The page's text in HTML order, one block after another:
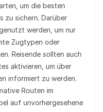
um die besten
zu sichern. Darüber
werden, um nur
Zugtypen oder
Reisende sollten auch
aktivieren, um über
informiert zu werden.
Routen im
auf unvorhergesehene